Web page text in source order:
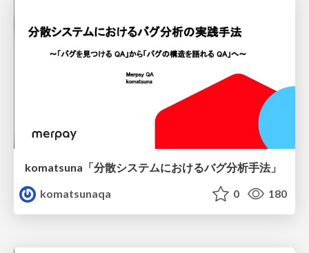
komatsuna「分散システムにおけるバグ分析手法」
komatsunaqa
0 180